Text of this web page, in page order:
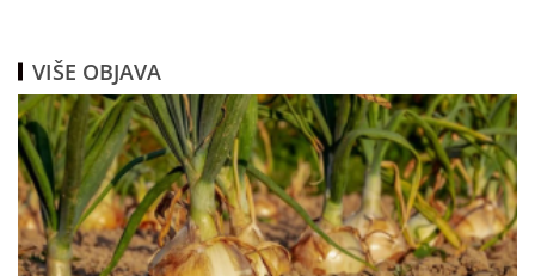
VIŠE OBJAVA